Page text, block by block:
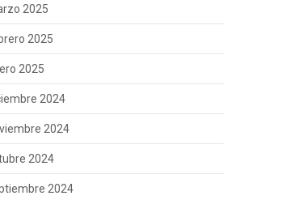
2025
2025
2025
2024
2024
2024
2024